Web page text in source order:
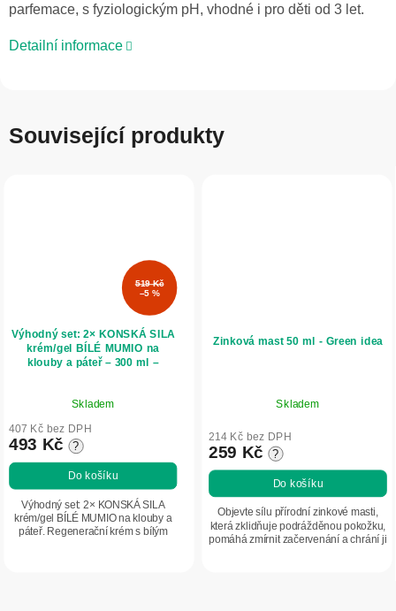
parfemace, s fyziologickým pH, vhodné i pro děti od 3 let.
Detailní informace
Související produkty
519 Kč
–5 %
Výhodný set: 2× KONSKÁ SILA
krém/gel BÍLÉ MUMIO na
klouby a páteř – 300 ml –
hodnocení
produktu
je
5,0
z
hvězdiček.
Skladem
407 Kč bez DPH
493 Kč ?
Do košíku
Výhodný set: 2× KONSKÁ SILA
krém/gel BÍLÉ MUMIO na klouby a
páteř. Regenerační krém s bílým
Zinková mast 50 ml - Green idea
Skladem
214 Kč bez DPH
259 Kč ?
Do košíku
Objevte sílu přírodní zinkové masti,
která zklidňuje podrážděnou pokožku,
pomáhá zmírnit začervenání a chrání ji